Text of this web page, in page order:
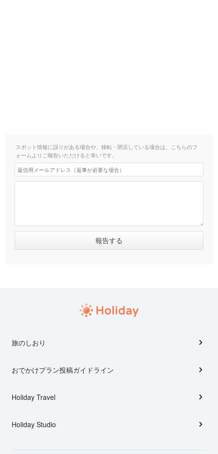
スポット情報に誤りがある場合や、移転・閉店している場合は、こちらのフ
ォームよりご報告いただけると幸いです。
旅のしおり
おでかけプラン投稿ガイドライン
Holiday Travel
Holiday Studio